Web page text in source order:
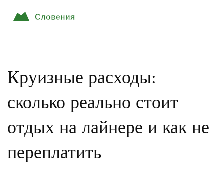
Круизные расходы:
сколько реально стоит
отдых на лайнере и как не
переплатить